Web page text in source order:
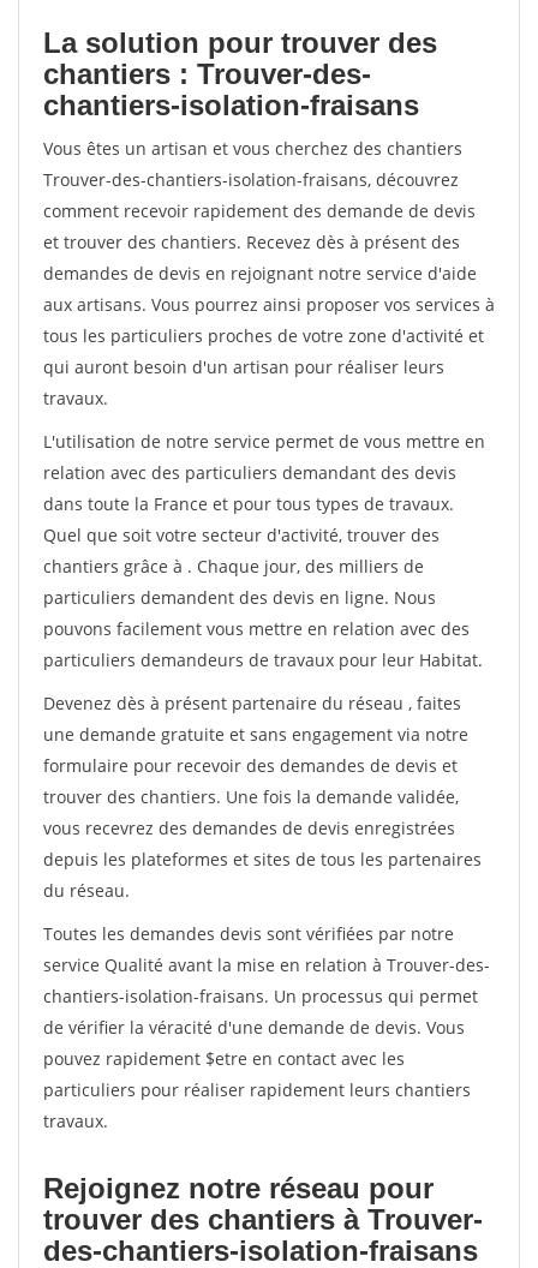
La solution pour trouver des
chantiers : Trouver-des-
chantiers-isolation-fraisans
Vous êtes un artisan et vous cherchez des chantiers
Trouver-des-chantiers-isolation-fraisans, découvrez
comment recevoir rapidement des demande de devis
et trouver des chantiers. Recevez dès à présent des
demandes de devis en rejoignant notre service d'aide
aux artisans. Vous pourrez ainsi proposer vos services à
tous les particuliers proches de votre zone d'activité et
qui auront besoin d'un artisan pour réaliser leurs
travaux.
L'utilisation de notre service permet de vous mettre en
relation avec des particuliers demandant des devis
dans toute la France et pour tous types de travaux.
Quel que soit votre secteur d'activité, trouver des
chantiers grâce à . Chaque jour, des milliers de
particuliers demandent des devis en ligne. Nous
pouvons facilement vous mettre en relation avec des
particuliers demandeurs de travaux pour leur Habitat.
Devenez dès à présent partenaire du réseau , faites
une demande gratuite et sans engagement via notre
formulaire pour recevoir des demandes de devis et
trouver des chantiers. Une fois la demande validée,
vous recevrez des demandes de devis enregistrées
depuis les plateformes et sites de tous les partenaires
du réseau.
Toutes les demandes devis sont vérifiées par notre
service Qualité avant la mise en relation à Trouver-des-
chantiers-isolation-fraisans. Un processus qui permet
de vérifier la véracité d'une demande de devis. Vous
pouvez rapidement $etre en contact avec les
particuliers pour réaliser rapidement leurs chantiers
travaux.
Rejoignez notre réseau pour
trouver des chantiers à Trouver-
des-chantiers-isolation-fraisans